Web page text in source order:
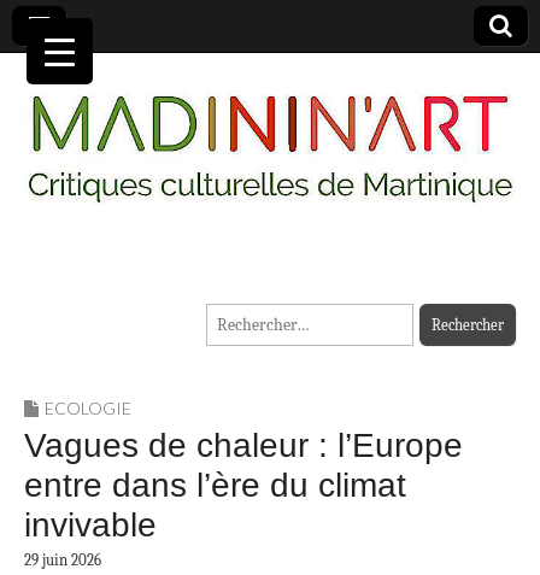
MADININ'ART
Rechercher :
ECOLOGIE
Vagues de chaleur : l’Europe
entre dans l’ère du climat
invivable
29 juin 2026